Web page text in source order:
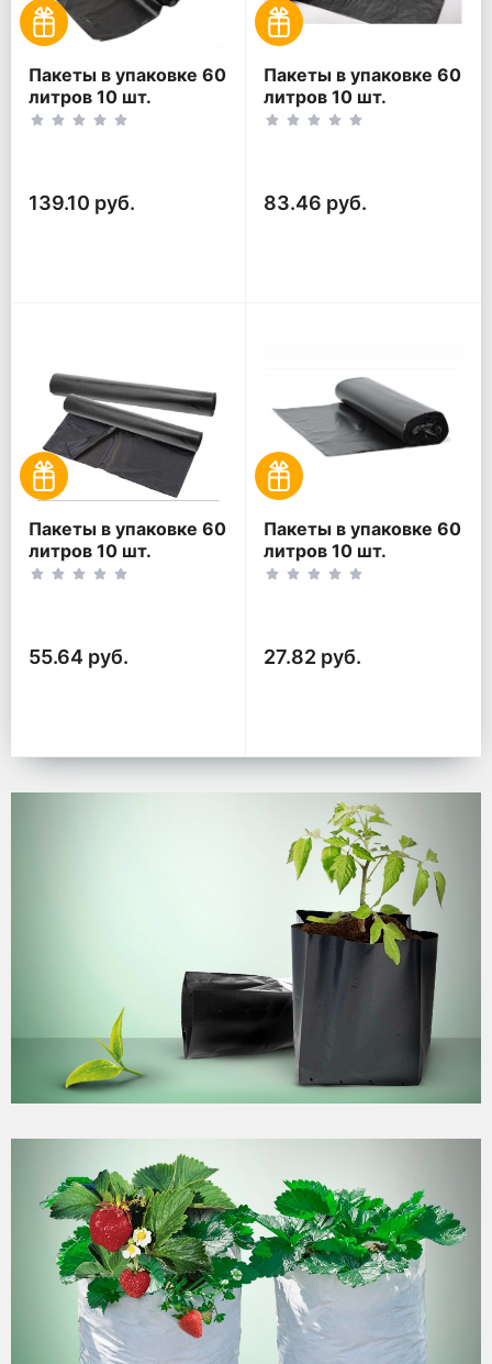
Пакеты в упаковке 60
литров 10 шт.
(10шт*5рул)
139.10 руб.
Пакеты в упаковке 60
литров 10 шт.
(10шт*3рул)
83.46 руб.
Пакеты в упаковке 60
литров 10 шт.
(10шт*2рул)
55.64 руб.
Пакеты в упаковке 60
литров 10 шт.
(10шт*1рул)
27.82 руб.